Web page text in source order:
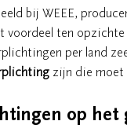
bij WEEE,
voordeel ten
per land
zijn die moet
op